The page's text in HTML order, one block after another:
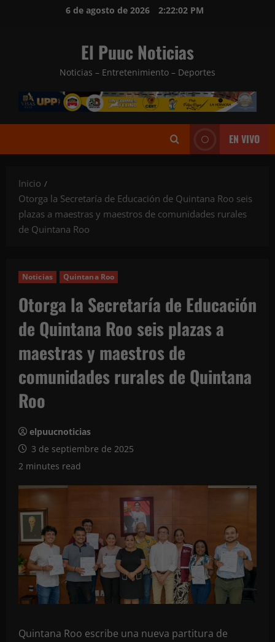
6 de agosto de 2026 2:22:04 PM
El Puuc Noticias
Noticias – Entretenimiento – Deportes
EN VIVO
Inicio
Otorga la Secretaría de Educación de Quintana Roo seis
plazas a maestras y maestros de comunidades rurales
de Quintana Roo
Noticias Quintana Roo
Otorga la Secretaría de Educación
de Quintana Roo seis plazas a
maestras y maestros de
comunidades rurales de Quintana
Roo
elpuucnoticias
3 de septiembre de 2025
2 minutes read
Quintana Roo escribe una nueva partitura de